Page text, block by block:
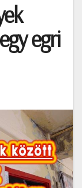
egri